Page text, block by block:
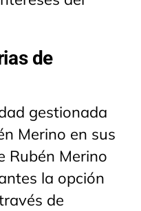
de
gestionada
Merino en sus
Rubén Merino
la opción
de